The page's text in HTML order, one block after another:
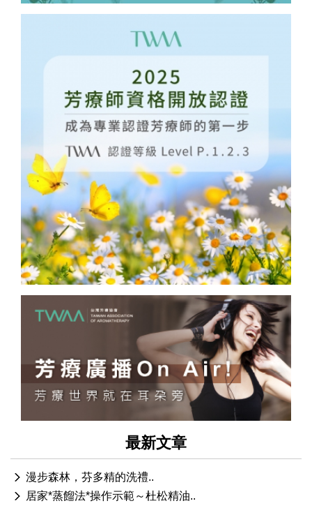
最新文章
漫步森林，芬多精的洗禮..
居家*蒸餾法*操作示範～杜松精油..